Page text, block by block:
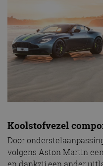
Koolstofvezel
Door
volgens Aston Martin